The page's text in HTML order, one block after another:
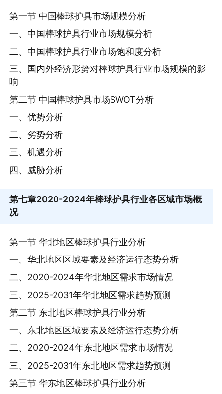
第一节 中国棒球护具市场规模分析
一、中国棒球护具行业市场规模分析
二、中国棒球护具行业市场饱和度分析
三、国内外经济形势对棒球护具行业市场规模的影
响
第二节 中国棒球护具市场SWOT分析
一、优势分析
二、劣势分析
三、机遇分析
四、威胁分析
第七章2020-2024年棒球护具行业各区域市场概
况
第一节 华北地区棒球护具行业分析
一、华北地区区域要素及经济运行态势分析
二、2020-2024年华北地区需求市场情况
三、2025-2031年华北地区需求趋势预测
第二节 东北地区棒球护具行业分析
一、东北地区区域要素及经济运行态势分析
二、2020-2024年东北地区需求市场情况
三、2025-2031年东北地区需求趋势预测
第三节 华东地区棒球护具行业分析